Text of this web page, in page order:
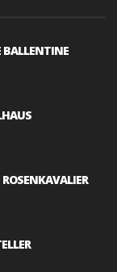
BALLENTINE